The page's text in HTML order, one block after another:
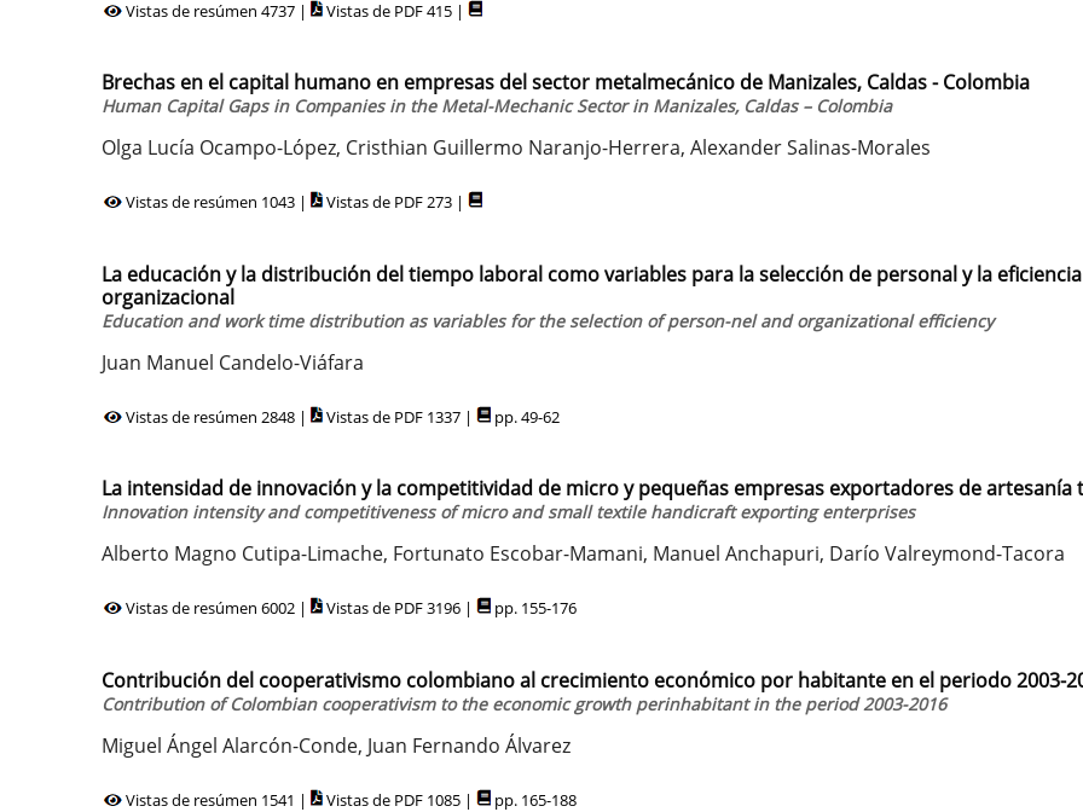
Vistas de resúmen 4737 | Vistas de PDF 415 |
Brechas en el capital humano en empresas del sector metalmecánico de Manizales, Caldas - Colombia
Human Capital Gaps in Companies in the Metal-Mechanic Sector in Manizales, Caldas – Colombia
Olga Lucía Ocampo-López, Cristhian Guillermo Naranjo-Herrera, Alexander Salinas-Morales
Vistas de resúmen 1043 | Vistas de PDF 273 |
La educación y la distribución del tiempo laboral como variables para la selección de personal y la eficiencia
organizacional
Education and work time distribution as variables for the selection of person-nel and organizational efficiency
Juan Manuel Candelo-Viáfara
Vistas de resúmen 2848 | Vistas de PDF 1337 | pp. 49-62
La intensidad de innovación y la competitividad de micro y pequeñas empresas exportadores de artesanía
Innovation intensity and competitiveness of micro and small textile handicraft exporting enterprises
Alberto Magno Cutipa-Limache, Fortunato Escobar-Mamani, Manuel Anchapuri, Darío Valreymond-Tacora
Vistas de resúmen 6002 | Vistas de PDF 3196 | pp. 155-176
Contribución del cooperativismo colombiano al crecimiento económico por habitante en el periodo 2003-
Contribution of Colombian cooperativism to the economic growth perinhabitant in the period 2003-2016
Miguel Ángel Alarcón-Conde, Juan Fernando Álvarez
Vistas de resúmen 1541 | Vistas de PDF 1085 | pp. 165-188